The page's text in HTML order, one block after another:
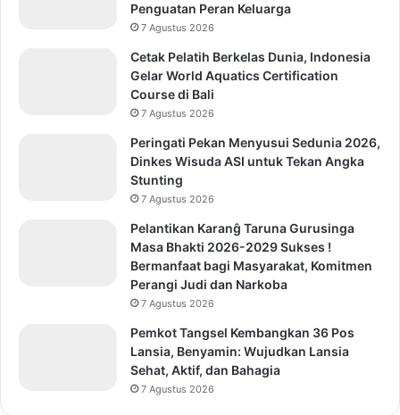
Penguatan Peran Keluarga
7 Agustus 2026
Cetak Pelatih Berkelas Dunia, Indonesia
Gelar World Aquatics Certification
Course di Bali
7 Agustus 2026
Peringati Pekan Menyusui Sedunia 2026,
Dinkes Wisuda ASI untuk Tekan Angka
Stunting
7 Agustus 2026
Pelantikan Karanĝ Taruna Gurusinga
Masa Bhakti 2026-2029 Sukses !
Bermanfaat bagi Masyarakat, Komitmen
Perangi Judi dan Narkoba
7 Agustus 2026
Pemkot Tangsel Kembangkan 36 Pos
Lansia, Benyamin: Wujudkan Lansia
Sehat, Aktif, dan Bahagia
7 Agustus 2026